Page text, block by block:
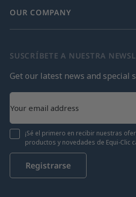
OUR COMPANY
SUSCRÍBETE A NUESTRA
Get our latest news and special
¡Sé el primero en recibir nuestras
productos y novedades de Equi-Clic
Registrarse